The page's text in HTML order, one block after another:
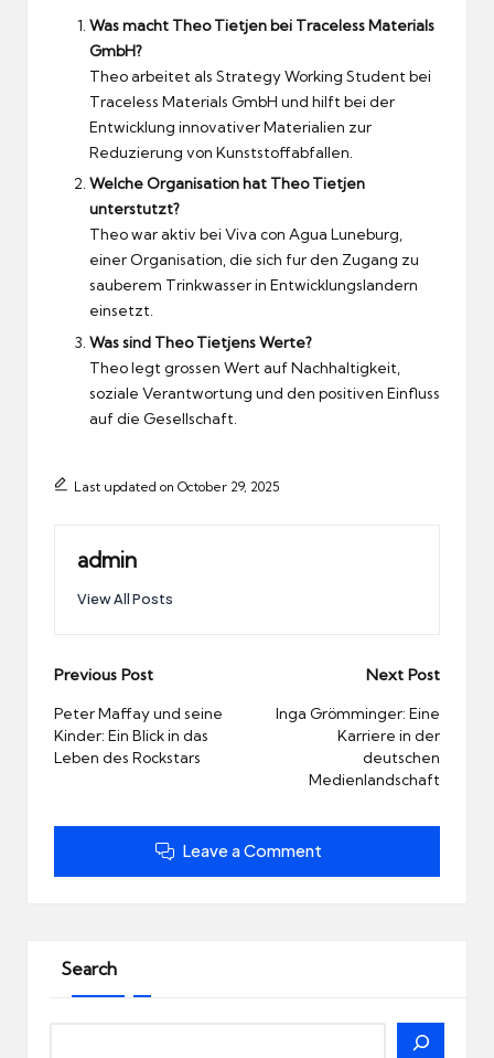
Was macht Theo Tietjen bei Traceless Materials
GmbH?
Theo arbeitet als Strategy Working Student bei
Traceless Materials GmbH und hilft bei der
Entwicklung innovativer Materialien zur
Reduzierung von Kunststoffabfallen.
Welche Organisation hat Theo Tietjen
unterstutzt?
Theo war aktiv bei Viva con Agua Luneburg,
einer Organisation, die sich fur den Zugang zu
sauberem Trinkwasser in Entwicklungslandern
einsetzt.
Was sind Theo Tietjens Werte?
Theo legt grossen Wert auf Nachhaltigkeit,
soziale Verantwortung und den positiven Einfluss
auf die Gesellschaft.
Last updated on October 29, 2025
admin
View All Posts
Post
navigation
Previous Post
Peter Maffay und seine
Kinder: Ein Blick in das
Leben des Rockstars
Next Post
Inga Grömminger: Eine
Karriere in der
deutschen
Medienlandschaft
Leave a Comment
Search